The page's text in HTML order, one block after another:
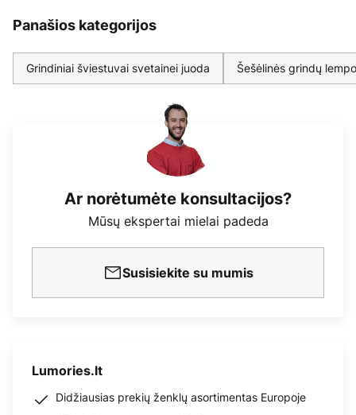
Panašios kategorijos
Grindiniai šviestuvai svetainei juoda Šešėlinės grindų
Ar norėtumėte konsultacijos?
Mūsų ekspertai mielai padeda
Susisiekite su mumis
Lumories.lt
Didžiausias prekių ženklų asortimentas Europoje